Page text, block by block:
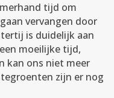
tijd om
vervangen door
is duidelijk aan
moeilijke tijd,
kan ons niet meer
zijn er nog